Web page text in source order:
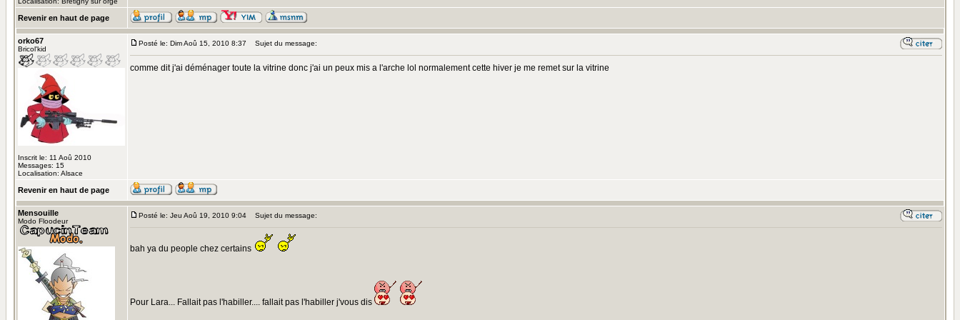
Revenir en haut de page
orko67
Bricol'kid
Inscrit le: 11 Aoû 2010
Messages: 15
Localisation: Alsace
Posté le: Dim Aoû 15, 2010 8:37 Sujet du message:
comme dit j'ai déménager toute la vitrine donc j'ai un peux mis a l'arche lol normalement cette hiver je me remet sur la vitrine
Revenir en haut de page
Mensouille
Modo Floodeur
Posté le: Jeu Aoû 19, 2010 9:04 Sujet du message:
bah ya du people chez certains
Pour Lara... Fallait pas l'habiller.... fallait pas l'habiller j'vous dis